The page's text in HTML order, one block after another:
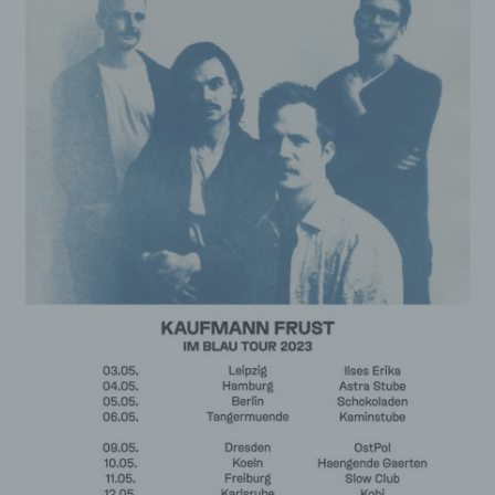
k) Einwilligung
Einwilligung ist jede von der betroffenen Person
freiwillig für den bestimmten Fall in informierter
Weise und unmissverständlich abgegebene
Willensbekundung in Form einer Erklärung oder
einer sonstigen eindeutigen bestätigenden
Handlung, mit der die betroffene Person zu
verstehen gibt, dass sie mit der Verarbeitung der
sie betreffenden personenbezogenen Daten
einverstanden ist.
Name und Anschrift des für die Verarbeitung
Verantwortlichen
Verantwortlicher im Sinne der Datenschutz-
Grundverordnung, sonstiger in den Mitgliedstaaten der
Europäischen Union geltenden Datenschutzgesetze
datenschutzrechtlichem Charakter ist die:
Michaela Mayerr